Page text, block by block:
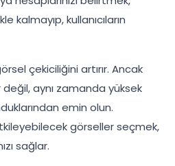
kullanıcıların
çekiciliğini artırır. Ancak
aynı zamanda yüksek
emin olun.
görseller seçmek,
sağlar.